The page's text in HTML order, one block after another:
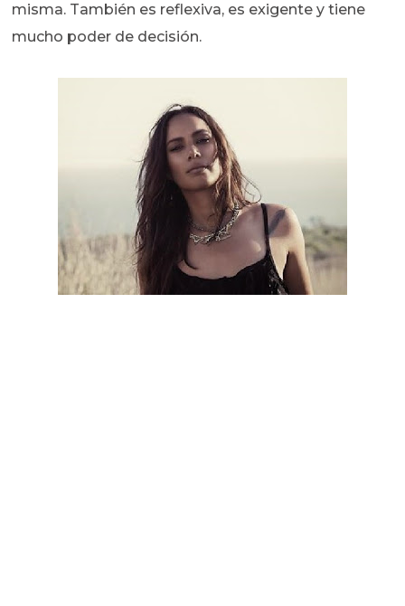
misma. También es reflexiva, es exigente y tiene
mucho poder de decisión.